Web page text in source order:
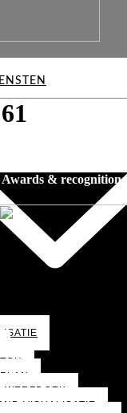
WERFDOEK
VISUALISATIE
Awards & recognitions